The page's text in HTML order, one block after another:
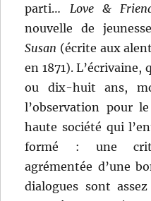
parti… Love &
nouvelle de
Susan (écrite aux
en 1871). L’écrivaine,
ou dix-huit ans,
l’observation pour
haute société qui
formé : une
agrémentée d’une
dialogues sont